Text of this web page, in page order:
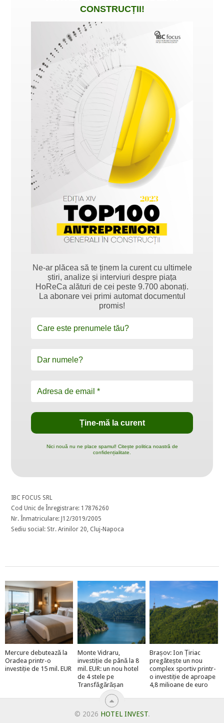
CONSTRUCȚII!
Ne-ar plăcea să te ținem la curent cu ultimele
știri, analize și interviuri despre piața
HoReCa alături de cei peste 9.700 abonați.
La abonare vei primi automat documentul
promis!
Nici nouă nu ne place spamul! Citește politica noastră de
confidențialitate.
IBC FOCUS SRL
Cod Unic de Înregistrare: 17876260
Nr. Înmatriculare: J12/3019/2005
Sediu social: Str. Arinilor 20, Cluj-Napoca
Mercure debutează la
Oradea printr-o
investiție de 15 mil. EUR
Monte Vidraru,
investiție de până la 8
mil. EUR: un nou hotel
de 4 stele pe
Transfăgărășan
Brașov: Ion Țiriac
pregătește un nou
complex sportiv printr-
o investiție de aproape
4,8 milioane de euro
© 2026 HOTEL INVEST.